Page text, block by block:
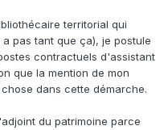
territorial qui
pas tant que ça), je postule
contractuels d'assistant
que la mention de mon
dans cette démarche.
du patrimoine parce